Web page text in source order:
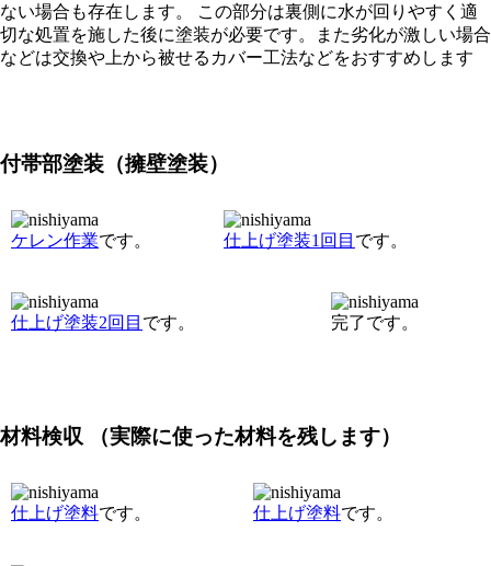
ない場合も存在します。 この部分は裏側に水が回りやすく適
切な処置を施した後に塗装が必要です。また劣化が激しい場合
などは交換や上から被せるカバー工法などをおすすめします
付帯部塗装（擁壁塗装）
ケレン作業です。 仕上げ塗装1回目 です。
仕上げ塗装2回目 です。 完了です。
材料検収 （実際に使った材料を残します）
仕上げ塗料です。 仕上げ塗料です。